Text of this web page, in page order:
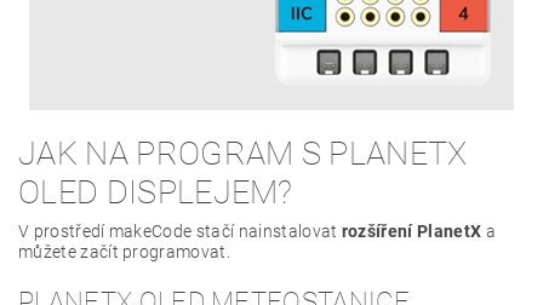
JAK NA PROGRAM S PLANETX
OLED DISPLEJEM?
V prostředí makeCode stačí nainstalovat rozšíření PlanetX a
můžete začít programovat.